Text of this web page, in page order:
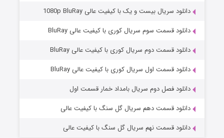
عملیات آپارتمان
قسمت۲ (زیرنویس) منتشر شد
دانلود سریال بیست و یک با کیفیت عالی 1080p BluRay
دانلود قسمت سوم سریال کوری با کیفیت عالی BluRay
دانلود قسمت دوم سریال کوری با کیفیت عالی BluRay
دانلود قسمت اول سریال کوری با کیفیت عالی BluRay
دانلود فصل دوم سریال بامداد خمار قسمت اول
دانلود قسمت دهم سریال گل سنگ با کیفیت عالی
دانلود قسمت نهم سریال گل سنگ با کیفیت عالی